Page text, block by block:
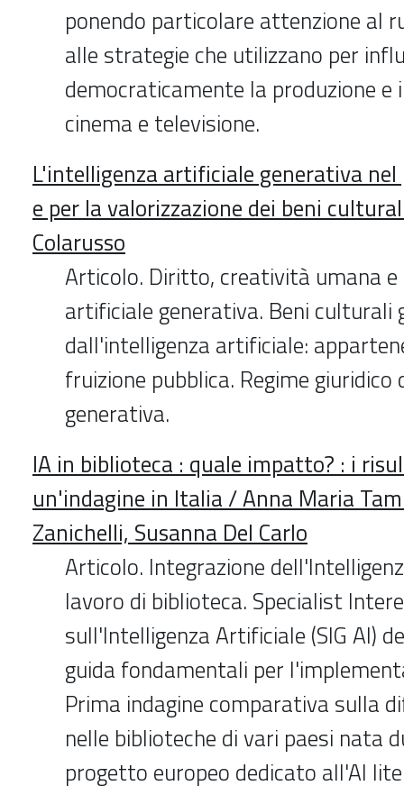
ponendo particolare attenzione al
alle strategie che utilizzano per
democraticamente la produzione e
cinema e televisione.
L'intelligenza artificiale generativa nel
e per la valorizzazione dei beni
Colarusso
Articolo. Diritto, creatività umana e
artificiale generativa. Beni culturali
dall'intelligenza artificiale:
fruizione pubblica. Regime giuridico
generativa.
IA in biblioteca : quale impatto? : i
un'indagine in Italia / Anna Maria
Zanichelli, Susanna Del Carlo
Articolo. Integrazione
lavoro di biblioteca. Specialist
sull'Intelligenza Artificiale (SIG AI)
guida fondamentali per
Prima indagine comparativa sulla
nelle biblioteche di vari paesi nata
progetto europeo dedicato all'AI